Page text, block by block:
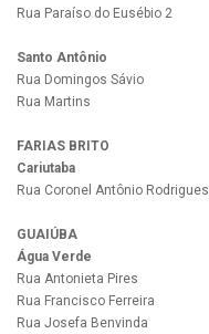
Rua Paraíso do Eusébio 2
Santo Antônio
Rua Domingos Sávio
Rua Martins
FARIAS BRITO
Cariutaba
Rua Coronel Antônio Rodrigues
GUAIÚBA
Água Verde
Rua Antonieta Pires
Rua Francisco Ferreira
Rua Josefa Benvinda